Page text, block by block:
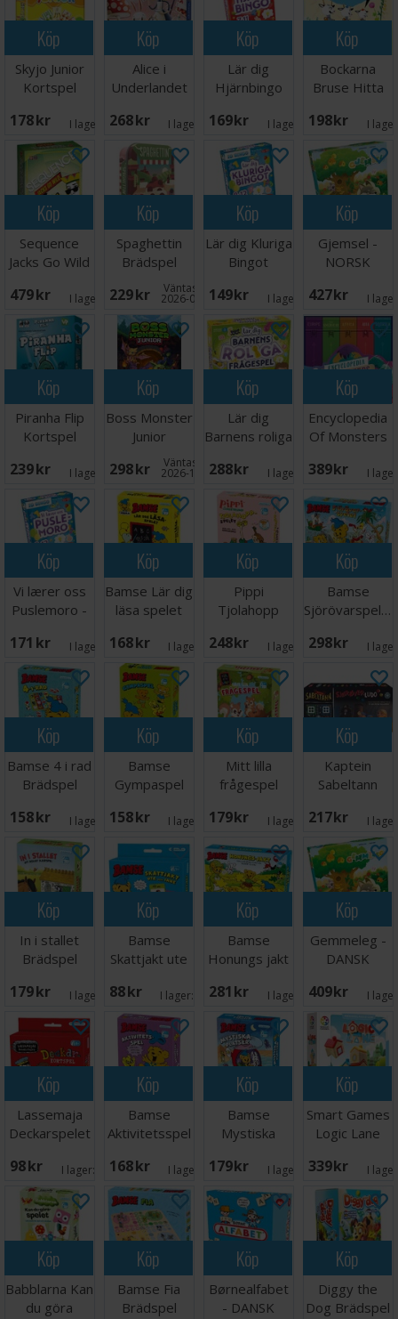
Köp
Skyjo Junior
Kortspel
178 SEK I lager: 1
Köp
Alice i
Underlandet
268 SEK I lager:
Köp
Lär dig
Hjärnbingo
169 SEK I lager:
Köp
Bockarna
Bruse Hitta
Brädspel
198 SEK I
Köp
Sequence
Jacks Go Wild
479 SEK I lager: 5
Köp
Spaghettin
Brädspel
229 SEK Väntas in:
2026-09-30
Köp
Lär dig Kluriga
Bingot
149 SEK I lager: 1
Köp
Gjemsel -
NORSK
427 SEK I
Köp
Piranha Flip
Kortspel
239 SEK I lager: 1
Köp
Boss Monster
Junior
Brädspel
298 SEK Väntas in:
2026-12-31
Köp
Lär dig
Barnens roliga
288 SEK I lager: 1
Köp
Encyclopedia
Of Monsters
389 SEK I
Köp
Vi lærer oss
Puslemoro -
171 SEK I lager:
Köp
Bamse Lär dig
läsa spelet
168 SEK I lager: 4
Köp
Pippi
Tjolahopp
Brädspel
248 SEK I lager: 6
Köp
Bamse
Sjörövarspelet
298 SEK I
Köp
Bamse 4 i rad
Brädspel
158 SEK I lager:
Köp
Bamse
Gympaspel
158 SEK I lager:
Köp
Mitt lilla
frågespel
179 SEK I lager: 6
Köp
Kaptein
Sabeltann
- NORSK
217 SEK I
Köp
In i stallet
Brädspel
179 SEK I lager: 6
Köp
Bamse
Skattjakt ute
Kortspel
88 SEK I lager:
Köp
Bamse
Honungs jakt
281 SEK I lager: 6
Köp
Gemmeleg -
DANSK
409 SEK I
Köp
Lassemaja
Deckarspelet
98 SEK I lager:
Köp
Bamse
Aktivitetsspel
168 SEK I lager:
Köp
Bamse
Mystiska
Brädspel
179 SEK I lager: 6
Köp
Smart Games
Logic Lane
339 SEK I
Köp
Babblarna Kan
du göra
Köp
Bamse Fia
Brädspel
Köp
Børnealfabet
- DANSK
Köp
Diggy the
Dog Brädspel